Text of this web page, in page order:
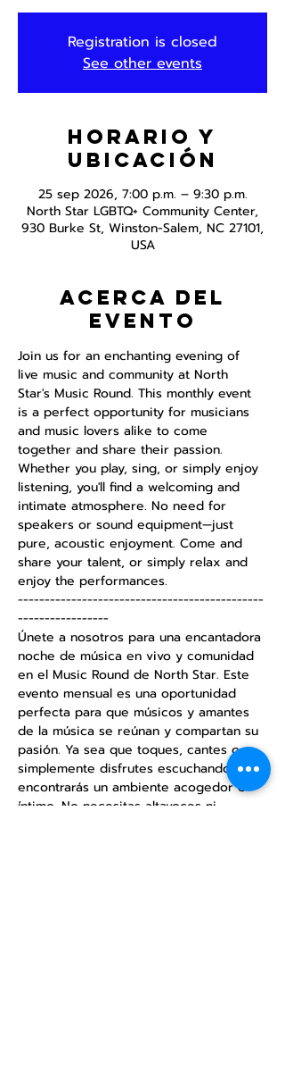
Registration is closed
See other events
Horario y
ubicación
25 sep 2026, 7:00 p.m. – 9:30 p.m.
North Star LGBTQ+ Community Center,
930 Burke St, Winston-Salem, NC 27101,
USA
Acerca del
evento
Join us for an enchanting evening of
live music and community at North
Star's Music Round. This monthly event
is a perfect opportunity for musicians
and music lovers alike to come
together and share their passion.
Whether you play, sing, or simply enjoy
listening, you'll find a welcoming and
intimate atmosphere. No need for
speakers or sound equipment—just
pure, acoustic enjoyment. Come and
share your talent, or simply relax and
enjoy the performances.
----------------------------------------------
-----------------
Únete a nosotros para una encantadora
noche de música en vivo y comunidad
en el Music Round de North Star. Este
evento mensual es una oportunidad
perfecta para que músicos y amantes
de la música se reúnan y compartan su
pasión. Ya sea que toques, cantes o
simplemente disfrutes escuchando,
encontrarás un ambiente acogedor e
íntimo. No necesitas altavoces ni